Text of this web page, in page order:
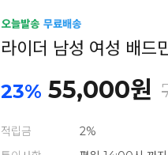
라이더 남성 여성 배드
23% 55,000원
적립금
2%